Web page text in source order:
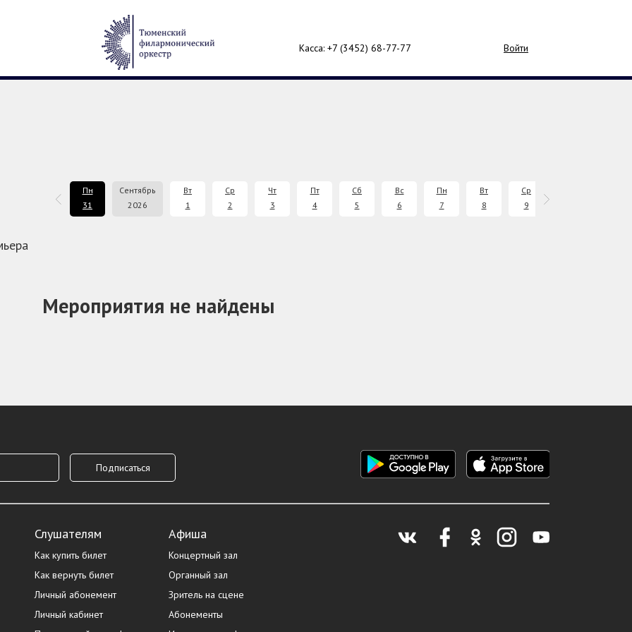
Касса: +7 (3452) 68-77-77 Войти
Пн
31
Сентябрь
2026
Вт
1
Ср
2
Чт
3
Пт
4
Сб
5
Вс
6
Пн
7
Вт
8
Ср
9
Мероприятия не найдены
Слушателям
Как купить билет
Как вернуть билет
Личный абонемент
Личный кабинет
Афиша
Концертный зал
Органный зал
Зритель на сцене
Абонементы